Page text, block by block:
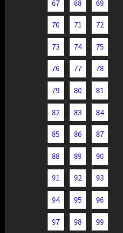
67 68 69
70 71 72
73 74 75
76 77 78
79 80 81
82 83 84
85 86 87
88 89 90
91 92 93
94 95 96
97 98 99